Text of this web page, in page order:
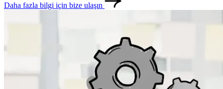
Daha fazla bilgi için bize ulaşın